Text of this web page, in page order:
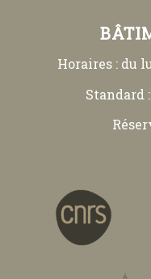
Horaires : du
Standard